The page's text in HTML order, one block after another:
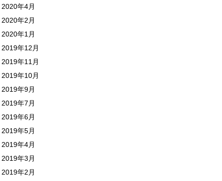
2020年4月
2020年2月
2020年1月
2019年12月
2019年11月
2019年10月
2019年9月
2019年7月
2019年6月
2019年5月
2019年4月
2019年3月
2019年2月